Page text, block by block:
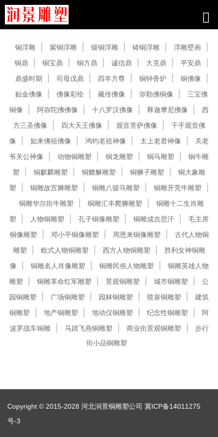
铜浮雕 紫铜浮雕 锻铜浮雕 铸铜浮雕
浮雕壁画
铜鼎
铜宝鼎 铜方鼎 诚信鼎 大克鼎
平安鼎
鼎盛时期
司母戊鼎 四羊方尊 铜钟香炉
铜佛像
贴金佛像
佛像彩绘 藏传佛像 弥勒佛铜像
三宝佛
铜像
阿弥陀佛佛像 十八罗汉佛像 释迦摩尼佛像
西
方三圣佛像
四大天王佛像 观音菩萨佛像
千手观音佛
像
如来佛祖佛像 鸿钧老祖神像 太上老君神像
关老
爷关公神像
动物铜雕塑 铜龙雕塑 铜马雕塑
铜牛雕
塑
铜麒麟雕塑 铜貔貅雕塑 铜狮子雕塑
铜大象雕
塑
铜雕故宫狮雕塑 铜雕八骏马雕塑
铜雕开荒牛雕塑
铜雕华尔街牛雕塑
铜雕汇丰爬狮雕塑
铜雕十二生肖雕
塑
人物铜雕塑 孔子铜像雕塑 铜雕成吉思汗
毛主席
铜像雕塑
邓小平铜像雕塑 周恩来铜像雕塑
古代人物铜
雕塑
欧式人物铜雕塑 西方人物铜雕塑
胜利女神铜雕
像
铜雕名人肖像雕塑 铜雕民俗人物雕塑
铜雕英雄人物
雕塑
铜雕革命红军雕塑 景观铜雕塑 城市铜雕塑
公
园铜雕塑
广场铜雕塑 园林铜雕塑 喷泉铜雕塑
建筑
铜雕塑
地产铜雕塑 地动仪铜雕塑 纪念性铜雕塑
阿
波罗战车铜雕
马踏飞燕铜雕塑 商业街景观铜雕塑
步行
街小品铜雕塑
Copyright © 2015-2028 河北润景铜雕塑公司 冀ICP备14011275
号-3